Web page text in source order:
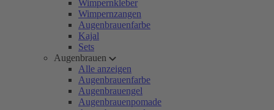
Wimpernkleber
Wimpernzangen
Augenbrauenfarbe
Kajal
Sets
Augenbrauen
Alle anzeigen
Augenbrauenfarbe
Augenbrauengel
Augenbrauenpomade